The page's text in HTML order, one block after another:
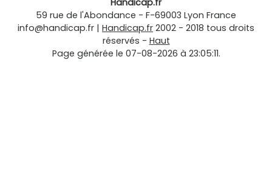
Handicap.fr
59 rue de l'Abondance - F-69003 Lyon France
info@handicap.fr | Handicap.fr 2002 - 2018 tous droits
réservés - Haut
Page générée le 07-08-2026 à 23:05:11.